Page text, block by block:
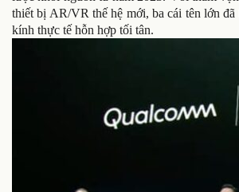
thiết bị AR/VR thế hệ mới, ba cái tên lớn đã
kính thực tế hỗn hợp tối tân.